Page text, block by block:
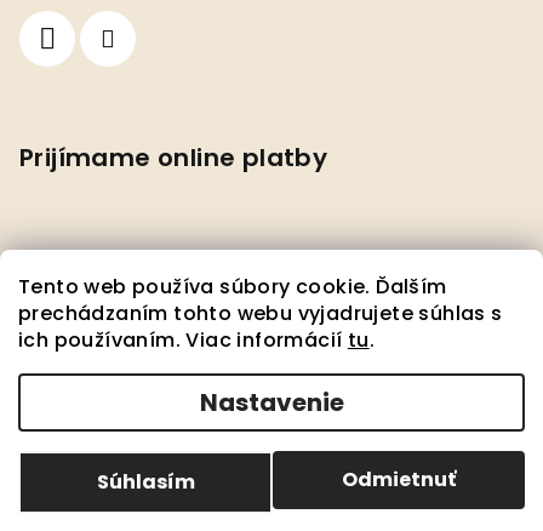
Tento web používa súbory cookie. Ďalším
prechádzaním tohto webu vyjadrujete súhlas s
ich používaním. Viac informácií tu.
Nastavenie
Odmietnuť
Súhlasím
Prijímame online platby
Facebook
Pedante s.r.o.. Všetky práva
Upraviť nastavenie cookies
Vytvoril Shoptet